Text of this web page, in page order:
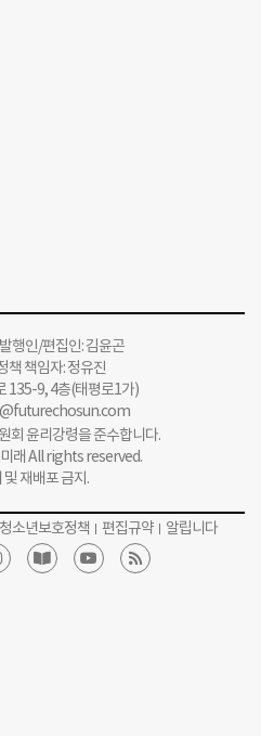
행인/편집인: 김윤곤
책 책임자: 정유진
135-9, 4층(태평로1가)
회 윤리강령을 준수합니다.
래 All rights reserved.
및 재배포 금지.
청소년보호정책 편집규약 알립니다